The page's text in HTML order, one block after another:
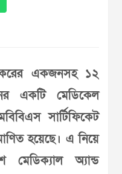
একজনসহ ১২
একটি মেডিকেল
সার্টিফিকেট
হয়েছে। এ নিয়ে
মেডিক্যাল অ্যান্ড